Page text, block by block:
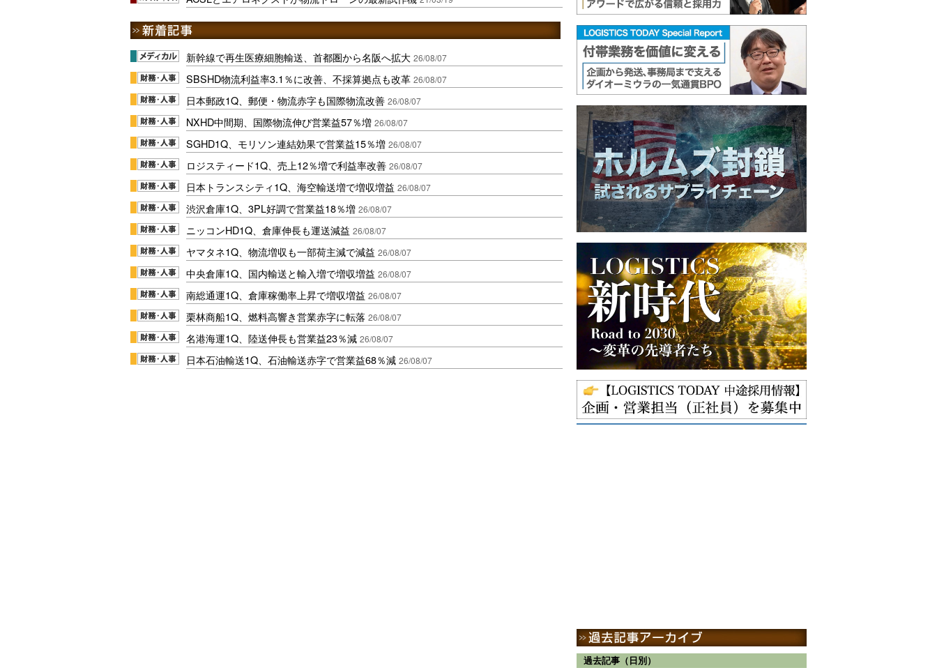
新幹線で再生医療細胞輸送、首都圏から名阪へ拡大 26/08/07
SBSHD物流利益率3.1％に改善、不採算拠点も改革 26/08/07
日本郵政1Q、郵便・物流赤字も国際物流改善 26/08/07
NXHD中間期、国際物流伸び営業益57％増 26/08/07
SGHD1Q、モリソン連結効果で営業益15％増 26/08/07
ロジスティード1Q、売上12％増で利益率改善 26/08/07
日本トランスシティ1Q、海空輸送増で増収増益 26/08/07
渋沢倉庫1Q、3PL好調で営業益18％増 26/08/07
ニッコンHD1Q、倉庫伸長も運送減益 26/08/07
ヤマタネ1Q、物流増収も一部荷主減で減益 26/08/07
中央倉庫1Q、国内輸送と輸入増で増収増益 26/08/07
南総通運1Q、倉庫稼働率上昇で増収増益 26/08/07
栗林商船1Q、燃料高響き営業赤字に転落 26/08/07
名港海運1Q、陸送伸長も営業益23％減 26/08/07
日本石油輸送1Q、石油輸送赤字で営業益68％減 26/08/07
過去記事（日別）